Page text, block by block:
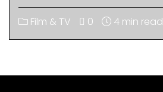
Film & TV 0 4 min read